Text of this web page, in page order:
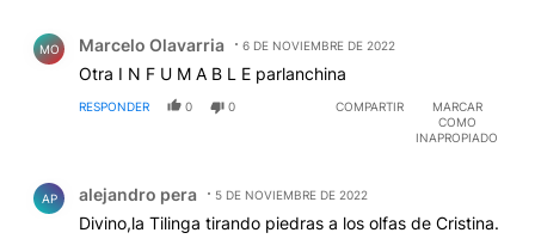
MO Marcelo Olavarria 6 DE NOVIEMBRE DE 2022
Otra I N F U M A B L E parlanchina
RESPONDER 0 0 COMPARTIR
MARCAR
COMO
INAPROPIADO
AP alejandro pera 5 DE NOVIEMBRE DE 2022
Divino,la Tilinga tirando piedras a los olfas de Cristina.